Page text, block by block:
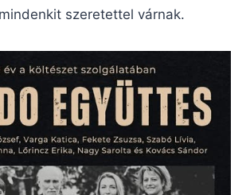
szeretettel várnak.